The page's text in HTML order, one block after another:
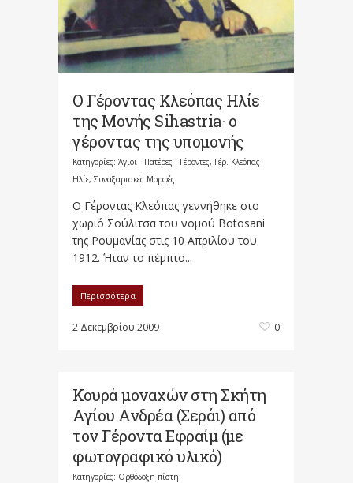
Ο Γέροντας Κλεόπας Ηλίε
της Μονής Sihastria· ο
γέροντας της υπομονής
Κατηγορίες: Άγιοι - Πατέρες - Γέροντες, Γέρ. Κλεόπας
Ηλίε, Συναξαριακές Μορφές
Ο Γέροντας Κλεόπας γεννήθηκε στο
χωριό Σούλιτσα του νομού Botosani
της Ρουμανίας στις 10 Απριλίου του
1912. Ήταν το πέμπτο...
Περισσότερα
2 Δεκεμβρίου 2009 0
Κουρά μοναχών στη Σκήτη
Αγίου Ανδρέα (Σεράι) από
τον Γέροντα Εφραίμ (με
φωτογραφικό υλικό)
Κατηγορίες: Ορθόδοξη πίστη